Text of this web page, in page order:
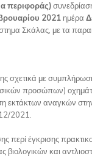
περιφοράς)
2021ημέρα
Σκάλας, με τα
σχετικά με
προσώπων)
εκτάκτων αναγκών
2021.
περί έγκρισης
βιολογικών και